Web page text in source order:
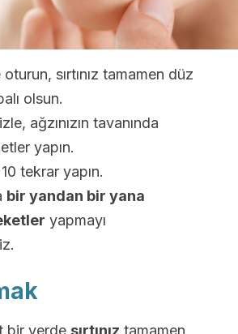
sırtınız tamamen düz
olsun.
ağzınızın tavanında
yapın.
tekrar yapın.
bir yandan bir yana
yapmayı
bir yerde sırtınız tamamen